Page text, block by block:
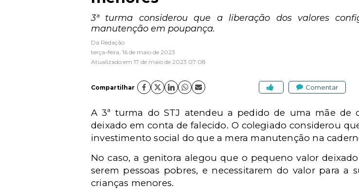
3ª turma considerou que a liberação dos valores
manutenção em poupança.
Da Redação
terça-feira, 16 de maio de 2023
Atualizado em 17 de maio de 2023 07:08
Compartilhar Comentar
A 3ª turma do STJ atendeu a pedido de uma mãe de
deixado em conta de falecido. O colegiado considerou
investimento social do que a mera manutenção na
No caso, a genitora alegou que o pequeno valor
serem pessoas pobres, e necessitarem do valor para a
crianças menores.